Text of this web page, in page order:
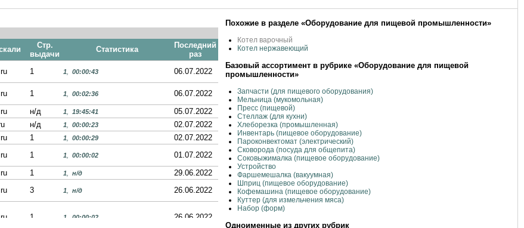
Стр.
выдачи
Статистика
Последний
раз
1 1 00:00:43
06.07.2022
1 1 00:02:36
06.07.2022
н/д 1 19:45:41
05.07.2022
н/д 1 00:00:23
02.07.2022
1 1 00:00:29
02.07.2022
1 1 00:00:02
01.07.2022
1 1 н/д
29.06.2022
3 1 н/д
26.06.2022
1 1 00:00:02 26.06.2022
Похожие в разделе «Оборудование для пищевой промышленности»
Котел варочный
Котел нержавеющий
Базовый ассортимент в рубрике «Оборудование для пищевой
промышленности»
Запчасти (для пищевого оборудования)
Мельница (мукомольная)
Пресс (пищевой)
Стеллаж (для кухни)
Хлеборезка (промышленная)
Инвентарь (пищевое оборудование)
Пароконвектомат (электрический)
Сковорода (посуда для общепита)
Соковыжималка (пищевое оборудование)
Устройство
Фаршемешалка (вакуумная)
Шприц (пищевое оборудование)
Кофемашина (пищевое оборудование)
Куттер (для измельчения мяса)
Набор (форм)
Одноименные из других рубрик